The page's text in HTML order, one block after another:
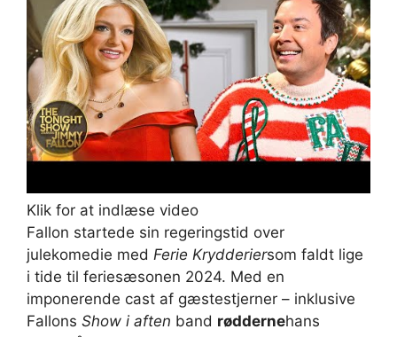
Klik for at indlæse video
Fallon startede sin regeringstid over
julekomedie med Ferie Krydderiersom faldt lige
i tide til feriesæsonen 2024. Med en
imponerende cast af gæstestjerner – inklusive
Fallons Show i aften band røddernehans